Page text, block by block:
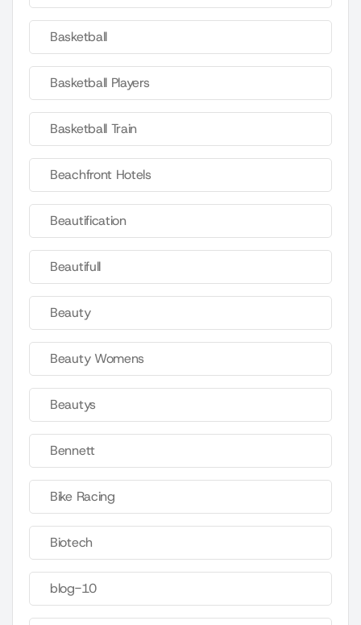
Basketball
Basketball Players
Basketball Train
Beachfront Hotels
Beautification
Beautifull
Beauty
Beauty Womens
Beautys
Bennett
Bike Racing
Biotech
blog-10